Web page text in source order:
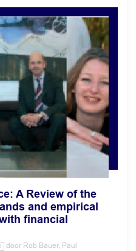
A Review of the
and empirical
financial
door Rob Bauer, Paul